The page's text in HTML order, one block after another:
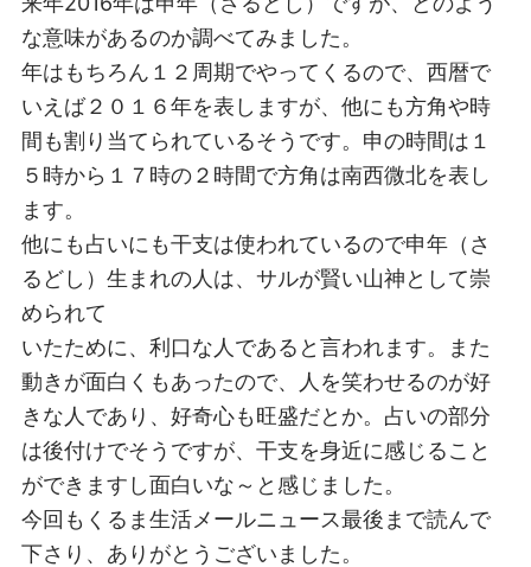
な意味があるのか調べてみました。
年はもちろん１２周期でやってくるので、西暦で
いえば２０１６年を表しますが、他にも方角や時
間も割り当てられているそうです。申の時間は１
５時から１７時の２時間で方角は南西微北を表し
ます。
他にも占いにも干支は使われているので申年（さ
るどし）生まれの人は、サルが賢い山神として崇
められて
いたために、利口な人であると言われます。また
動きが面白くもあったので、人を笑わせるのが好
きな人であり、好奇心も旺盛だとか。占いの部分
は後付けでそうですが、干支を身近に感じること
ができますし面白いな～と感じました。
今回もくるま生活メールニュース最後まで読んで
下さり、ありがとうございました。